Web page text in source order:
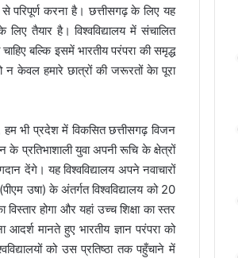
करना है। छत्तीसगढ़ के लिए यह
तैयार है। विश्वविद्यालय में संचालित
बल्कि इसमें भारतीय परंपरा की समृद्ध
न केवल हमारे छात्रों की जरूरतों केा पूरा
भी प्रदेश में विकसित छत्तीसगढ़ विजन
प्रतिभाशाली युवा अपनी रूचि के क्षेत्रों
देंगे। यह विश्वविद्यालय अपने नवाचारों
उषा) के अंतर्गत विश्वविद्यालय को 20
होगा और यहां उच्च शिक्षा का स्तर
आदर्श मानते हुए भारतीय ज्ञान परंपरा को
को उस प्रतिष्ठा तक पहुँचाने में